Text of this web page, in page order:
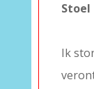
Stoel
Ik